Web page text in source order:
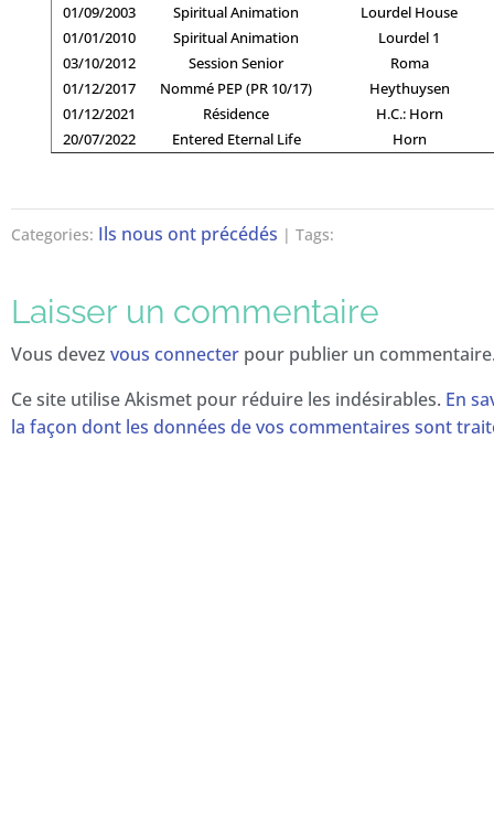
01/09/2003
Spiritual Animation
Lourdel House
01/01/2010
Spiritual Animation
Lourdel 1
03/10/2012
Session Senior
Roma
01/12/2017
Nommé PEP (PR 10/17) Heythuysen
01/12/2021
Résidence H.C.: Horn
20/07/2022
Entered Eternal Life Horn
Categories: Ils nous ont précédés | Tags:
Laisser un commentaire
Vous devez vous connecter pour publier un
Ce site utilise Akismet pour réduire les indésirables. En
la façon dont les données de vos commentaires sont